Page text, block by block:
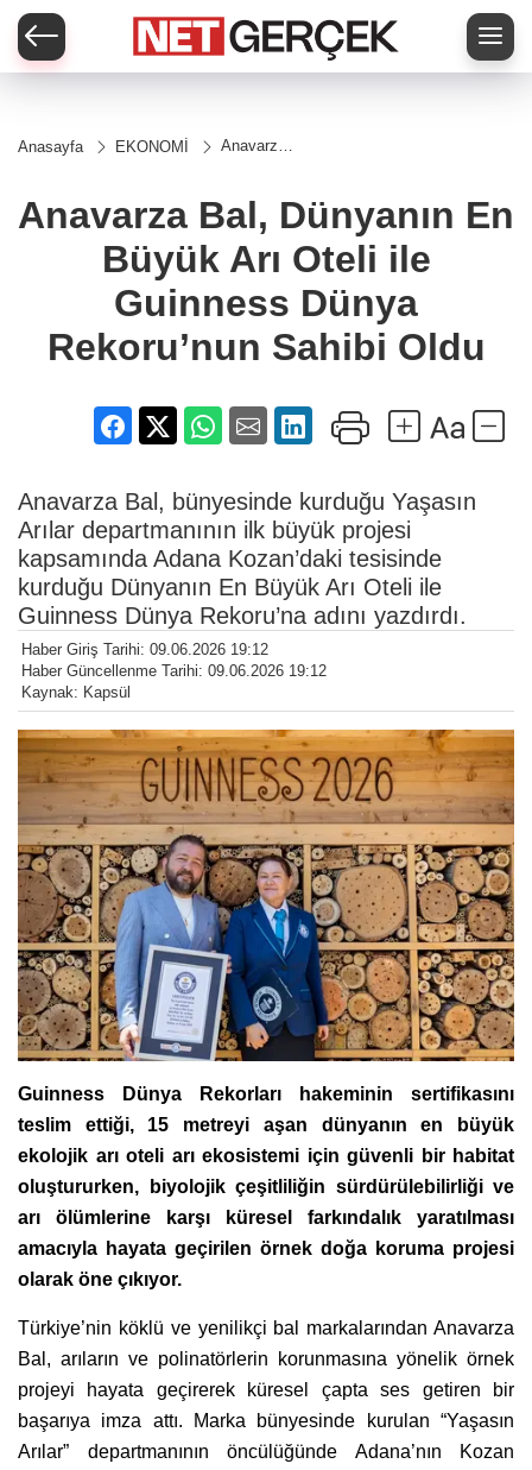
Anasayfa EKONOMİ
Anavarza
En Büyük
Arı Oteli ile
Guinness
Dünya
Rekoru’nun
Oldu
Anavarza Bal, Dünyanın En
Büyük Arı Oteli ile
Guinness Dünya
Rekoru’nun Sahibi Oldu
Anavarza Bal, bünyesinde kurduğu Yaşasın
Arılar departmanının ilk büyük projesi
kapsamında Adana Kozan’daki tesisinde
kurduğu Dünyanın En Büyük Arı Oteli ile
Guinness Dünya Rekoru’na adını yazdırdı.
Haber Giriş Tarihi: 09.06.2026 19:12
Haber Güncellenme Tarihi: 09.06.2026 19:12
Kaynak: Kapsül
Guinness Dünya Rekorları hakeminin sertifikasını
teslim ettiği, 15 metreyi aşan dünyanın en büyük
ekolojik arı oteli arı ekosistemi için güvenli bir habitat
oluştururken, biyolojik çeşitliliğin sürdürülebilirliği ve
arı ölümlerine karşı küresel farkındalık yaratılması
amacıyla hayata geçirilen örnek doğa koruma projesi
olarak öne çıkıyor.
Türkiye’nin köklü ve yenilikçi bal markalarından Anavarza
Bal, arıların ve polinatörlerin korunmasına yönelik örnek
projeyi hayata geçirerek küresel çapta ses getiren bir
başarıya imza attı. Marka bünyesinde kurulan “Yaşasın
Arılar” departmanının öncülüğünde Adana’nın Kozan